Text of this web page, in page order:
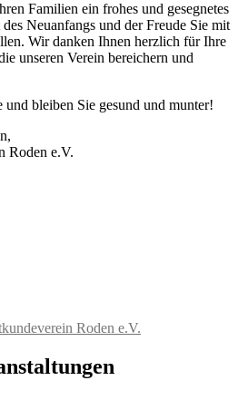
Familien ein frohes und gesegnetes
Neuanfangs und der Freude Sie mit
Wir danken Ihnen herzlich für Ihre
unseren Verein bereichern und
und bleiben Sie gesund und munter!
Roden e.V.
Roden e.V.